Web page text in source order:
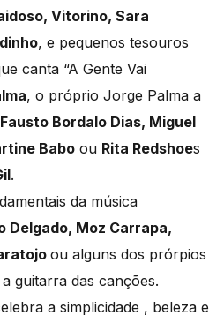
Vitorino, Sara
, e pequenos tesouros
canta “A Gente Vai
, o próprio Jorge Palma a
Fausto Bordalo Dias, Miguel
Babo ou Rita Redshoes
.
da música
Delgado, Moz Carrapa,
ou alguns dos prórpios
guitarra das canções.
a simplicidade , beleza e